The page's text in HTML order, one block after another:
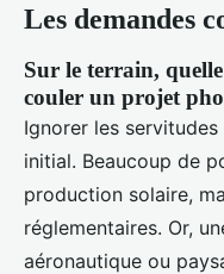
Les demandes
Sur le terrain,
couler un projet
Ignorer les
initial. Beaucoup de
production solaire,
réglementaires. Or,
aéronautique ou